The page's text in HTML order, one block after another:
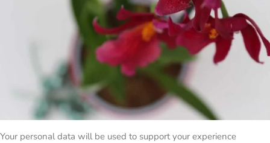
Your personal data will be used to support your experience